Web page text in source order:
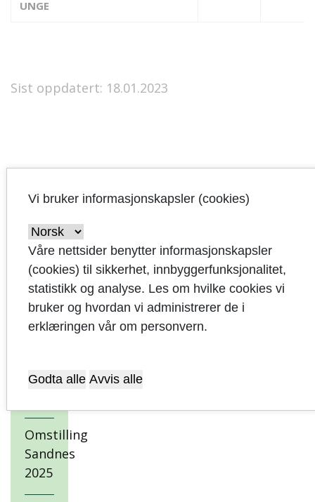
og
økonomiplan
2021-
2024
Kommunestyrets
Omstilling
Sandnes
2025
UNGE
Sist oppdatert: 18.01.2023
Vi bruker informasjonskapsler (cookies)
Våre nettsider benytter informasjonskapsler
(cookies) til sikkerhet, innbyggerfunksjonalitet,
statistikk og analyse. Les om hvilke cookies vi
bruker og hvordan vi administrerer de i
erklæringen vår om personvern.
Godta alle Avvis alle